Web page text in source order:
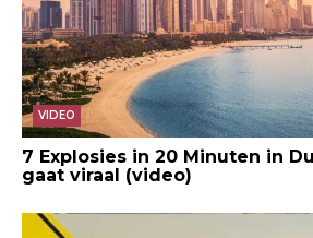
VIDEO
7 Explosies in 20 Minuten in
gaat viraal (video)